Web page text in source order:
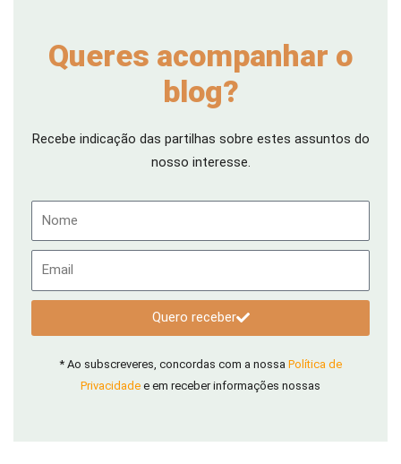
Queres acompanhar o
blog?
Recebe indicação das partilhas sobre estes assuntos do
nosso interesse.
Quero receber
* Ao subscreveres, concordas com a nossa Política de
Privacidade e em receber informações nossas